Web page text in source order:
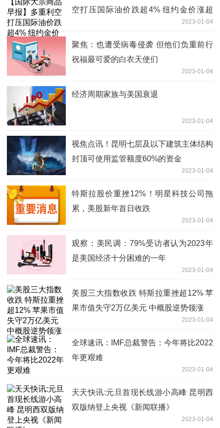
空打压国际油价跌超4% 纽约金价涨超
2023-01-04
聚焦：也遭受病毒侵袭 但他们负重前行
祝福最可爱的白衣天使们
2023-01-04
经济周期家族与美国衰退
2023-01-04
视焦点讯！昆明七层及以下建筑主体结构
封顶可使用监管额度60%的资金
2023-01-04
特斯拉股价重挫12%！明星科技公司拖
累，美股新年首日收跌
2023-01-04
观察：美民调：79%受访者认为2023年
是美国经济十分困难的一年
2023-01-04
美股三大指数收跌 特斯拉重挫超12% 苹
果市值失守2万亿美元 中概股逆势领涨
2023-01-04
全球速讯：IMF总裁警告：今年将比2022
年更艰难
2023-01-04
天天快讯:元旦首现长线游小高峰 昆明西
双版纳登上央视《新闻联播》
2023-01-04